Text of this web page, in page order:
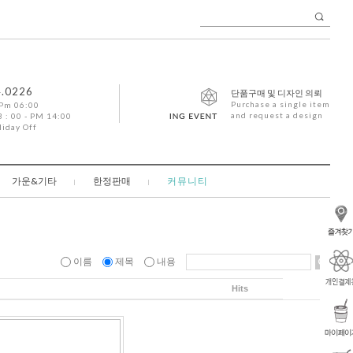
단품구매 및 디자인 의뢰
Purchase a single item
and request a design
06:00
: 00 - PM 14:00
Off
가운&기타 한정판매 커뮤니티
이름 제목 내용
Hits